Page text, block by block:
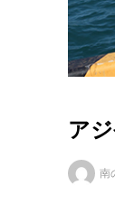
ア
南